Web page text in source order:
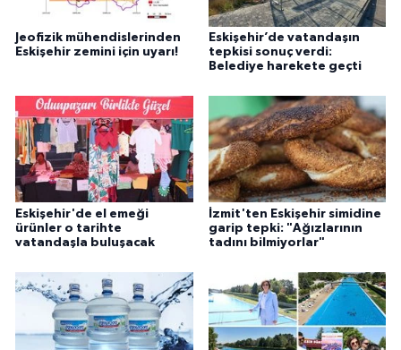
Jeofizik mühendislerinden
Eskişehir zemini için uyarı!
Eskişehir’de vatandaşın
tepkisi sonuç verdi:
Belediye harekete geçti
Eskişehir'de el emeği
ürünler o tarihte
vatandaşla buluşacak
İzmit'ten Eskişehir simidine
garip tepki: "Ağızlarının
tadını bilmiyorlar"